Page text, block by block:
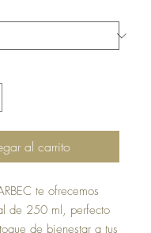
al carrito
te ofrecemos
de 250 ml, perfecto
de bienestar a tus